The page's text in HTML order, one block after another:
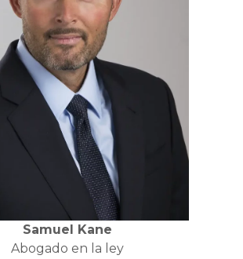
Samuel Kane
Abogado en la ley